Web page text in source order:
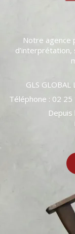
Notre agence
GLS
Téléphone : 02 25